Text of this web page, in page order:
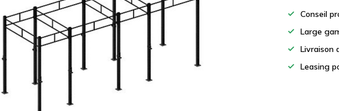
Conseil
Large
Livraison
Leasing